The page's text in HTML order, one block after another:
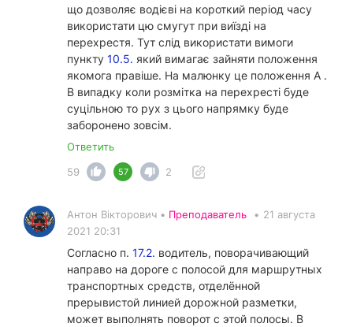
що дозволяє водієві на короткий період часу
використати цю смугут при виїзді на
перехрестя. Тут слід використати вимоги
пункту 10.5. який вимагає зайняти положення
якомога правіше. На малюнку це положення А .
В випадку коли розмітка на перехресті буде
суцільною то рух з цього напрямку буде
заборонено зовсім.
Ответить
59
57 2
Антон Вікторович • Преподаватель • 21 августа
2021 20:31
Согласно п. 17.2. водитель, поворачивающий
направо на дороге с полосой для маршрутных
транспортных средств, отделённой
прерывистой линией дорожной разметки,
может выполнять поворот с этой полосы. В